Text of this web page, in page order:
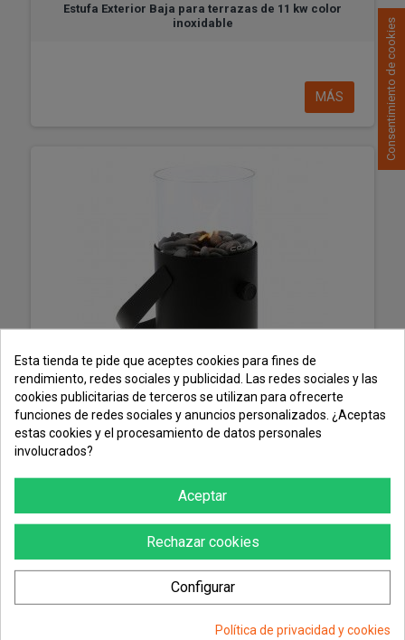
Estufa Exterior Baja para terrazas de 11 kw color
inoxidable
MÁS
Farolillo a gas Cosiscoop Original Negro
Esta tienda te pide que aceptes cookies para fines de
rendimiento, redes sociales y publicidad. Las redes sociales y las
cookies publicitarias de terceros se utilizan para ofrecerte
funciones de redes sociales y anuncios personalizados. ¿Aceptas
estas cookies y el procesamiento de datos personales
involucrados?
Aceptar
Rechazar cookies
Configurar
Política de privacidad y cookies
Consentimiento de cookies